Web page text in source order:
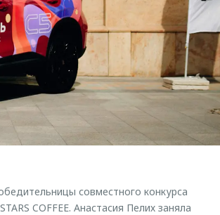
совместного конкурса
COFFEE. Анастасия Пелих заняла